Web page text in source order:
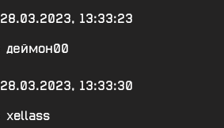
28.03.2023, 13:33:23
деймон00
28.03.2023, 13:33:30
xellass